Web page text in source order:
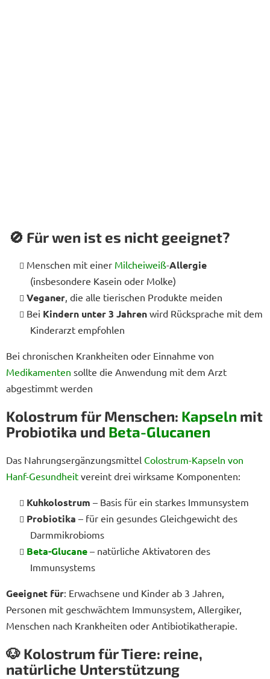
🚫 Für wen ist es nicht geeignet?
Menschen mit einer Milcheiweiß-Allergie
(insbesondere Kasein oder Molke)
Veganer, die alle tierischen Produkte meiden
Bei Kindern unter 3 Jahren wird Rücksprache mit dem
Kinderarzt empfohlen
Bei chronischen Krankheiten oder Einnahme von
Medikamenten sollte die Anwendung mit dem Arzt
abgestimmt werden
Kolostrum für Menschen: Kapseln mit
Probiotika und Beta-Glucanen
Das Nahrungsergänzungsmittel Colostrum-Kapseln von
Hanf-Gesundheit vereint drei wirksame Komponenten:
Kuhkolostrum – Basis für ein starkes Immunsystem
Probiotika – für ein gesundes Gleichgewicht des
Darmmikrobioms
Beta-Glucane – natürliche Aktivatoren des
Immunsystems
Geeignet für: Erwachsene und Kinder ab 3 Jahren,
Personen mit geschwächtem Immunsystem, Allergiker,
Menschen nach Krankheiten oder Antibiotikatherapie.
🐶 Kolostrum für Tiere: reine,
natürliche Unterstützung